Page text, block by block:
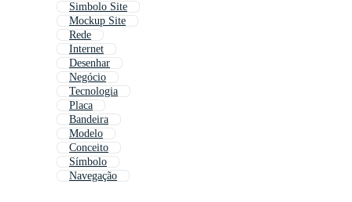
Simbolo Site
Mockup Site
Rede
Internet
Desenhar
Negócio
Tecnologia
Placa
Bandeira
Modelo
Conceito
Símbolo
Navegação